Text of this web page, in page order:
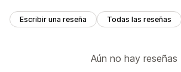
Escribir una reseña Todas las reseñas
Aún no hay reseñas